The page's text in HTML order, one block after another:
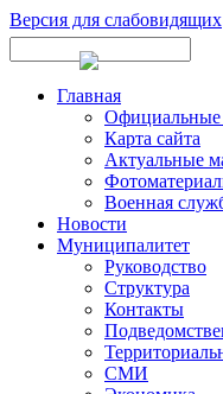
Версия для слабовидящих
Главная
Официальные
Карта сайта
Актуальные
Военная
Новости
Муниципалитет
Руководство
Структура
Контакты
СМИ